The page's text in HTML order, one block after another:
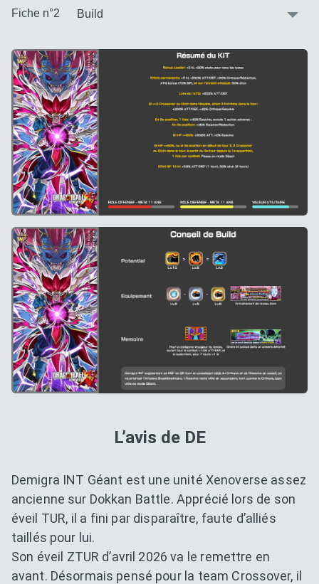
Fiche n°2
L’avis de DE
Demigra INT Géant est une unité Xenoverse assez
ancienne sur Dokkan Battle. Apprécié lors de son
éveil TUR, il a fini par disparaître, faute d’alliés
taillés pour lui.
Son éveil ZTUR d’avril 2026 va le remettre en
avant. Désormais pensé pour la team Crossover, il